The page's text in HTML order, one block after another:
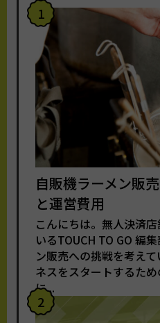
1
自販機ラーメン販
と運営費用
こんにちは。無人決済
いるTOUCH TO GO 編
ン販売への挑戦を考え
ネスをスタートするた
に...
2